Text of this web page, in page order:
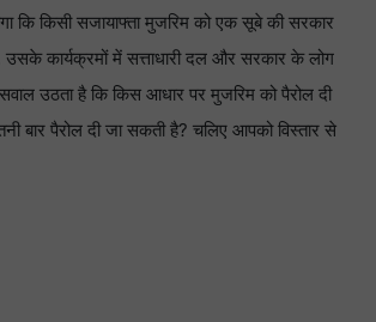
कि किसी सजायाफ्ता मुजरिम को एक सूबे की सरकार
उसके कार्यक्रमों में सत्ताधारी दल और सरकार के लोग
उठता है कि किस आधार पर मुजरिम को पैरोल दी
बार पैरोल दी जा सकती है? चलिए आपको विस्तार से